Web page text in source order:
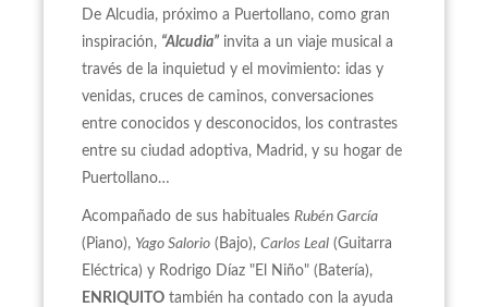
De Alcudia, próximo a Puertollano, como gran
inspiración, “Alcudia” invita a un viaje musical a
través de la inquietud y el movimiento: idas y
venidas, cruces de caminos, conversaciones
entre conocidos y desconocidos, los contrastes
entre su ciudad adoptiva, Madrid, y su hogar de
Puertollano…
Acompañado de sus habituales Rubén García
(Piano), Yago Salorio (Bajo), Carlos Leal (Guitarra
Eléctrica) y Rodrigo Díaz "El Niño" (Batería),
ENRIQUITO también ha contado con la ayuda